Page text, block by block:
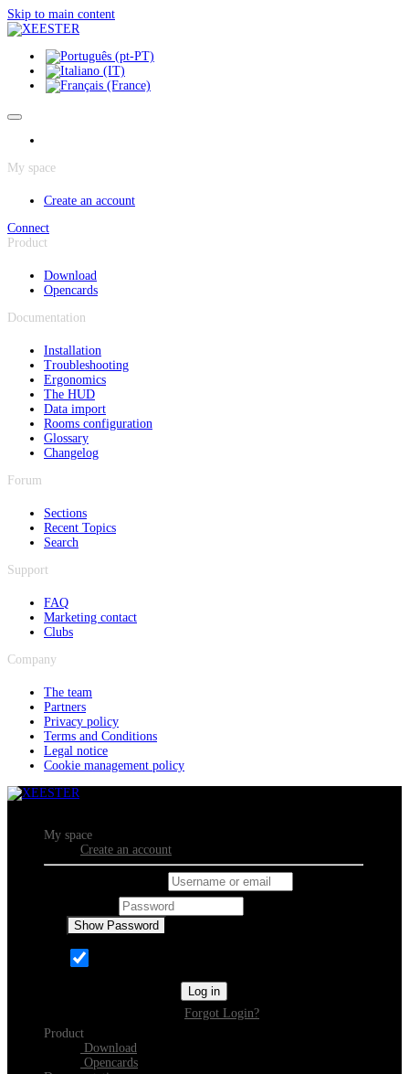
Skip to main content
My space
Create an account
Connect
Product
Download
Opencards
Documentation
Installation
Troubleshooting
Ergonomics
The HUD
Data import
Rooms configuration
Glossary
Changelog
Forum
Sections
Recent Topics
Search
Support
FAQ
Marketing contact
Clubs
Company
The team
Partners
Privacy policy
Terms and Conditions
Legal notice
Cookie management policy
My space
Create an account
Show Password
Log in
Forgot Login?
Product
Download
Opencards
Cookies management panel